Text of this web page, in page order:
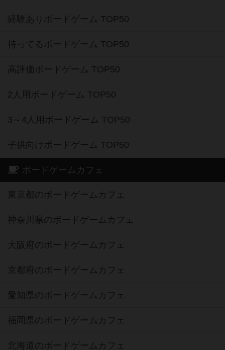
経験ありボードゲーム TOP50
持ってるボードゲーム TOP50
高評価ボードゲーム TOP50
2人用ボードゲーム TOP50
3～4人用ボードゲーム TOP50
子供向けボードゲーム TOP50
ボードゲームカフェ
東京都のボードゲームカフェ
神奈川県のボードゲームカフェ
大阪府のボードゲームカフェ
京都府のボードゲームカフェ
愛知県のボードゲームカフェ
福岡県のボードゲームカフェ
北海道のボードゲームカフェ